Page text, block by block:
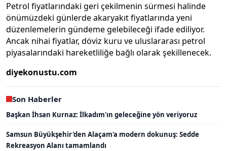
Petrol fiyatlarındaki geri çekilmenin sürmesi halinde
önümüzdeki günlerde akaryakıt fiyatlarında yeni
düzenlemelerin gündeme gelebileceği ifade ediliyor.
Ancak nihai fiyatlar, döviz kuru ve uluslararası petrol
piyasalarındaki hareketliliğe bağlı olarak şekillenecek.
diyekonustu.com
Son Haberler
Başkan İhsan Kurnaz: İlkadım'ın geleceğine yön veriyoruz
Samsun Büyükşehir'den Alaçam'a modern dokunuş: Sedde
Rekreasyon Alanı tamamlandı